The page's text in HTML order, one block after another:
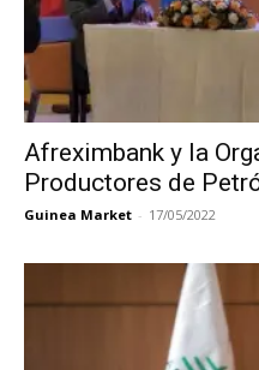
Afreximbank y la
Productores de
Guinea Market - 17/05/2022